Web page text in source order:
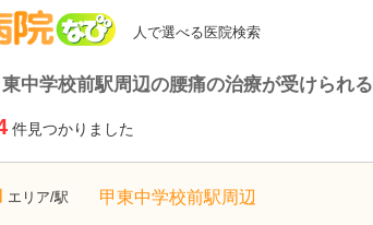
人で選べる医院検索
中学校前駅周辺の腰痛の治療が受けられる
件見つかりました
エリア/駅 甲東中学校前駅周辺